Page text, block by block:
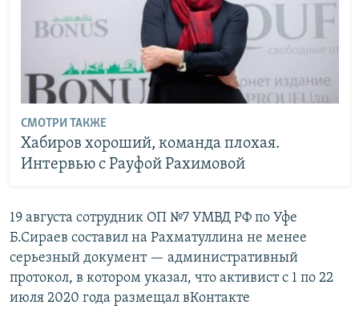
СМОТРИ ТАКЖЕ
Хабиров хороший, команда плохая.
Интервью с Рауфой Рахимовой
19 августа сотрудник ОП №7 УМВД РФ по Уфе
Б.Сираев составил на Рахматуллина не менее
серьезный документ — административный
протокол, в котором указал, что активист с 1 по 22
июля 2020 года размещал вКонтакте